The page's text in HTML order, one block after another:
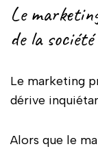
Le
de la
Le marketing
dérive
Alors que le